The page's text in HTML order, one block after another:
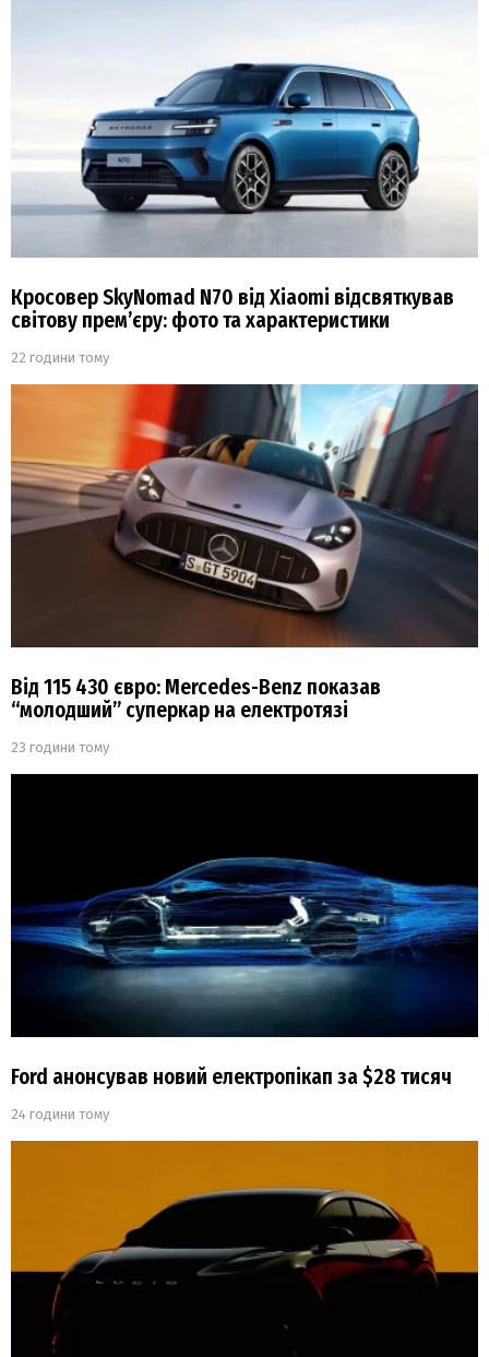
Кросовер SkyNomad N70 від Xiaomi відсвяткував
світову прем’єру: фото та характеристики
22 години тому
Від 115 430 євро: Mercedes-Benz показав
“молодший” суперкар на електротязі
23 години тому
Ford анонсував новий електропікап за $28 тисяч
24 години тому